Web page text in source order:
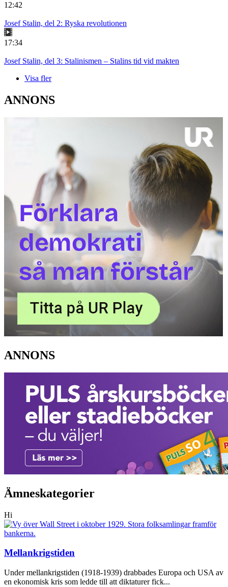
12:42
Josef Stalin, del 2: Ryska revolutionen
17:34
Josef Stalin, del 3: Stalinismen – Stalins tid vid makten
Visa fler
ANNONS
ANNONS
Ämneskategorier
Hi
Mellankrigstiden
Under mellankrigstiden (1918-1939) drabbades Europa och USA av
en ekonomisk kris som ledde till att diktaturer fick...